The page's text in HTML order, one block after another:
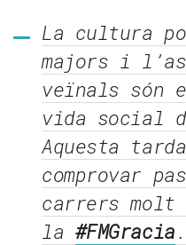
La cultura
majors i
veïnals són
vida social
Aquesta
comprovar
carrers molt
la #FMGracia